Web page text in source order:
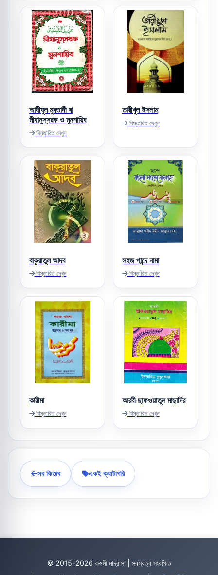
আযীযুল মুবতাদী বা
মীযানুস্‌সরফ ও মুনশায়িব
বিস্তারিত দেখুন
তারীখুল ইসলাম
বিস্তারিত দেখুন
বাকুরাতুল আদব
বিস্তারিত দেখুন
সহজ পান্দে নামা
বিস্তারিত দেখুন
কারীমা
বিস্তারিত দেখুন
আরবী ছাফওয়াতুল মাছাদির
বিস্তারিত দেখুন
সব কিতাব একই ক্যাটাগরি
© 2015-2026 কওমী মাদ্রাসা | সর্বস্বত্ব সংরক্ষিত